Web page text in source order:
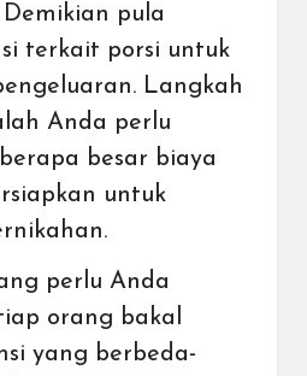
pula
terkait porsi untuk
Langkah
Anda perlu
besar biaya
untuk
perlu Anda
orang bakal
yang berbeda-